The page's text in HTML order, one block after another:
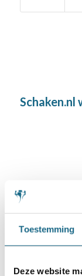
Toestemming
Deze website